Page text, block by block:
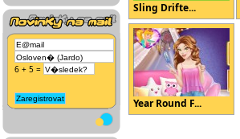
6 + 5 =
Sling Drifte...
Year Round F...